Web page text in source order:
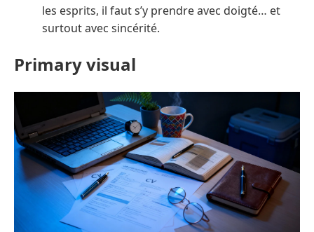
les esprits, il faut s’y prendre avec doigté… et
surtout avec sincérité.
Primary visual